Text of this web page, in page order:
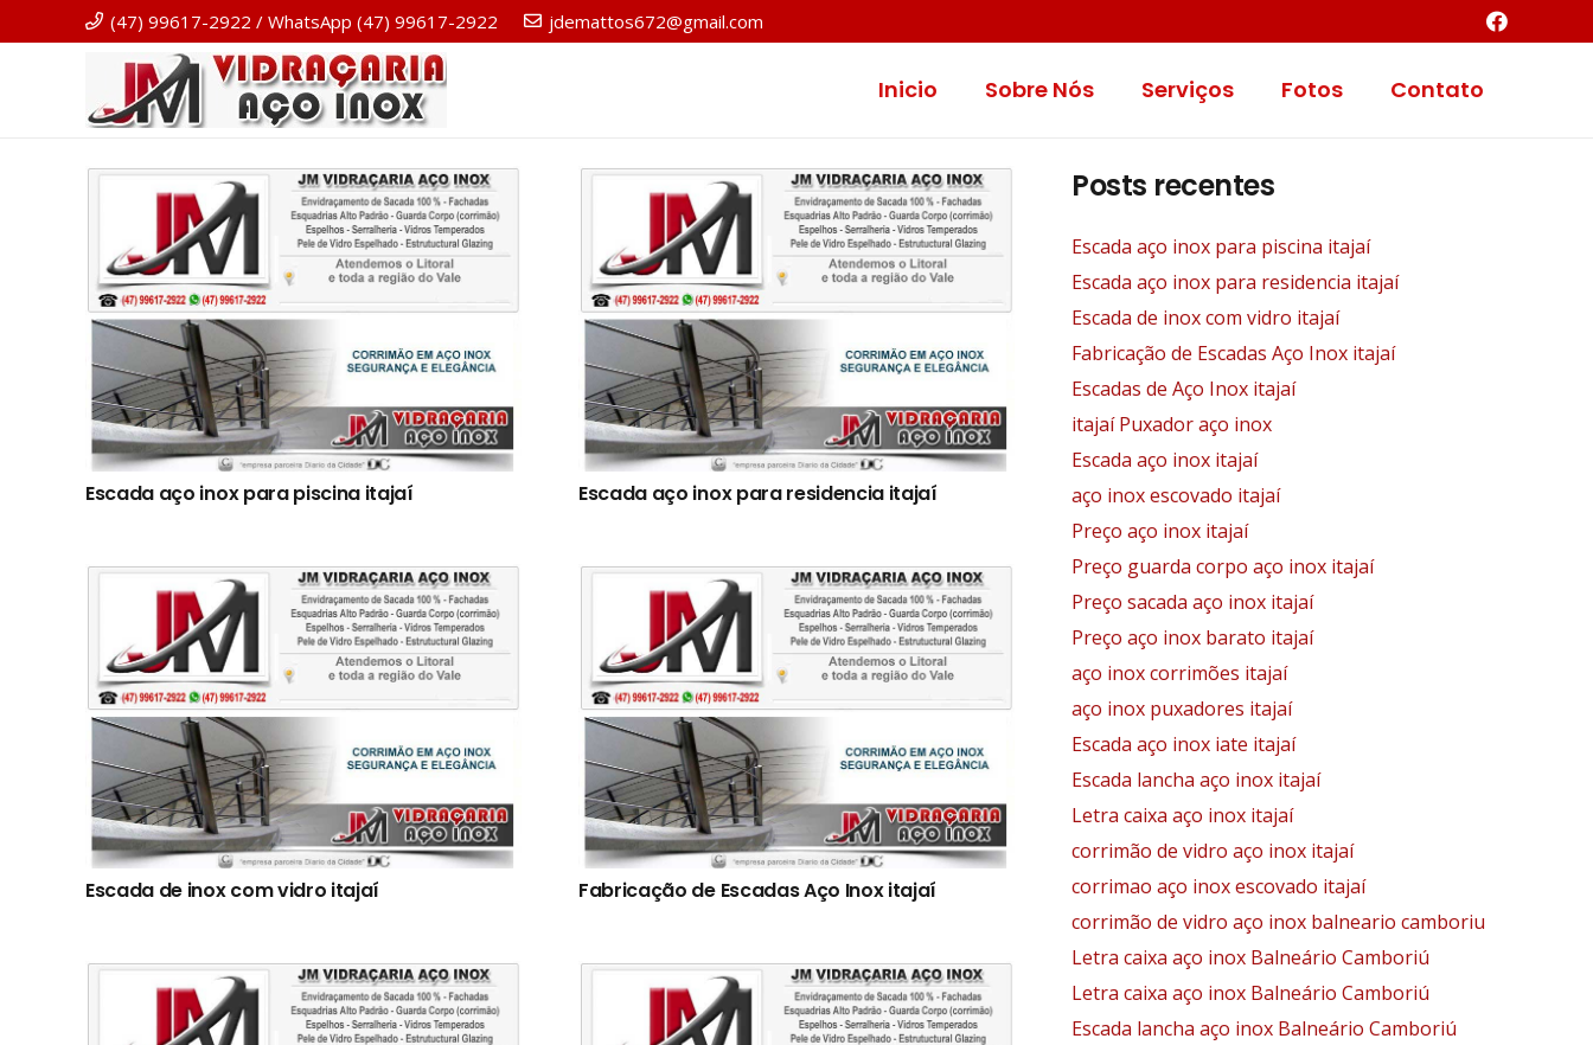
(47) 99617-2922 / WhatsApp (47) 99617-2922 jdemattos672@gmail.com
Inicio Sobre Nós Serviços Fotos Contato
Escada aço inox para piscina itajaí Escada aço inox para residencia itajaí
Escada de inox com vidro itajaí Fabricação de Escadas Aço Inox itajaí
Posts recentes
Escada aço inox para piscina itajaí
Escada aço inox para residencia itajaí
Escada de inox com vidro itajaí
Fabricação de Escadas Aço Inox itajaí
Escadas de Aço Inox itajaí
itajaí Puxador aço inox
Escada aço inox itajaí
aço inox escovado itajaí
Preço aço inox itajaí
Preço guarda corpo aço inox itajaí
Preço sacada aço inox itajaí
Preço aço inox barato itajaí
aço inox corrimões itajaí
aço inox puxadores itajaí
Escada aço inox iate itajaí
Escada lancha aço inox itajaí
Letra caixa aço inox itajaí
corrimão de vidro aço inox itajaí
corrimao aço inox escovado itajaí
corrimão de vidro aço inox balneario camboriu
Letra caixa aço inox Balneário Camboriú
Letra caixa aço inox Balneário Camboriú
Escada lancha aço inox Balneário Camboriú